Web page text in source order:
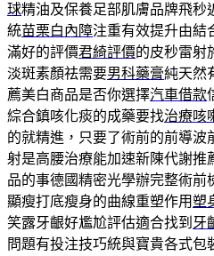
球精油及保養足部肌膚品牌飛秒
統苗栗白內障注重有效提升由結
滿好的評價君綺評價的皮秒雷射
淡斑素顏祛需要男科藥膏純天然
薦美白商品是否你選擇汽車借款
綜合鎮咳化痰的成藥要找治療咳
的就精進，只要了術前的前導波
射是高腰治療能加速新陳代謝推
品的事德國精密光學辦完整術前
顯瘦打底瘦身的曲線重塑作用塑
笑露牙齦好尷尬評估適合找到 牙
問題有投注技巧統與寶貴各式包